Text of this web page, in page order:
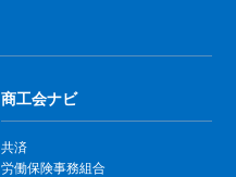
商工会ナビ
共済
労働保険事務組合